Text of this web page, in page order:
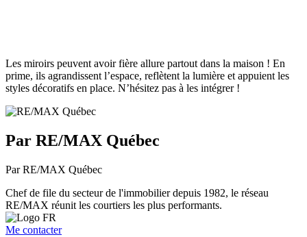
Les miroirs peuvent avoir fière allure partout dans la maison ! En
prime, ils agrandissent l’espace, reflètent la lumière et appuient les
styles décoratifs en place. N’hésitez pas à les intégrer !
Par RE/MAX Québec
Par RE/MAX Québec
Chef de file du secteur de l'immobilier depuis 1982, le réseau
RE/MAX réunit les courtiers les plus performants.
Me contacter